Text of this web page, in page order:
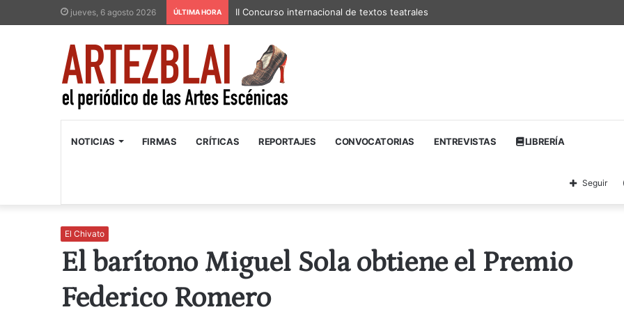
jueves, 6 agosto 2026 ÚLTIMA HORA II Concurso internacional de textos teatrales
NOTICIAS FIRMAS CRÍTICAS REPORTAJES CONVOCATORIAS ENTREVISTAS LIBRERÍA
Seguir
El Chivato
El barítono Miguel Sola obtiene el Premio
Federico Romero